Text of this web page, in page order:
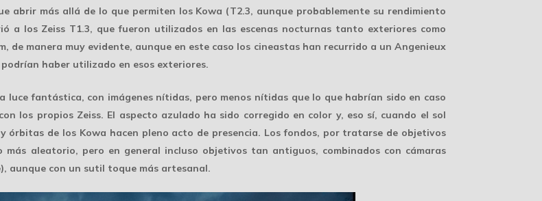
abrir más allá de lo que permiten los Kowa (T2.3, aunque probablemente su rendimiento
a los Zeiss T1.3, que fueron utilizados en las escenas nocturnas tanto exteriores como
de manera muy evidente, aunque en este caso los cineastas han recurrido a un Angenieux
haber utilizado en esos exteriores.
luce fantástica, con imágenes nítidas, pero menos nítidas que lo que habrían sido en caso
los propios Zeiss. El aspecto azulado ha sido corregido en color y, eso sí, cuando el sol
órbitas de los Kowa hacen pleno acto de presencia. Los fondos, por tratarse de objetivos
aleatorio, pero en general incluso objetivos tan antiguos, combinados con cámaras
aunque con un sutil toque más artesanal.